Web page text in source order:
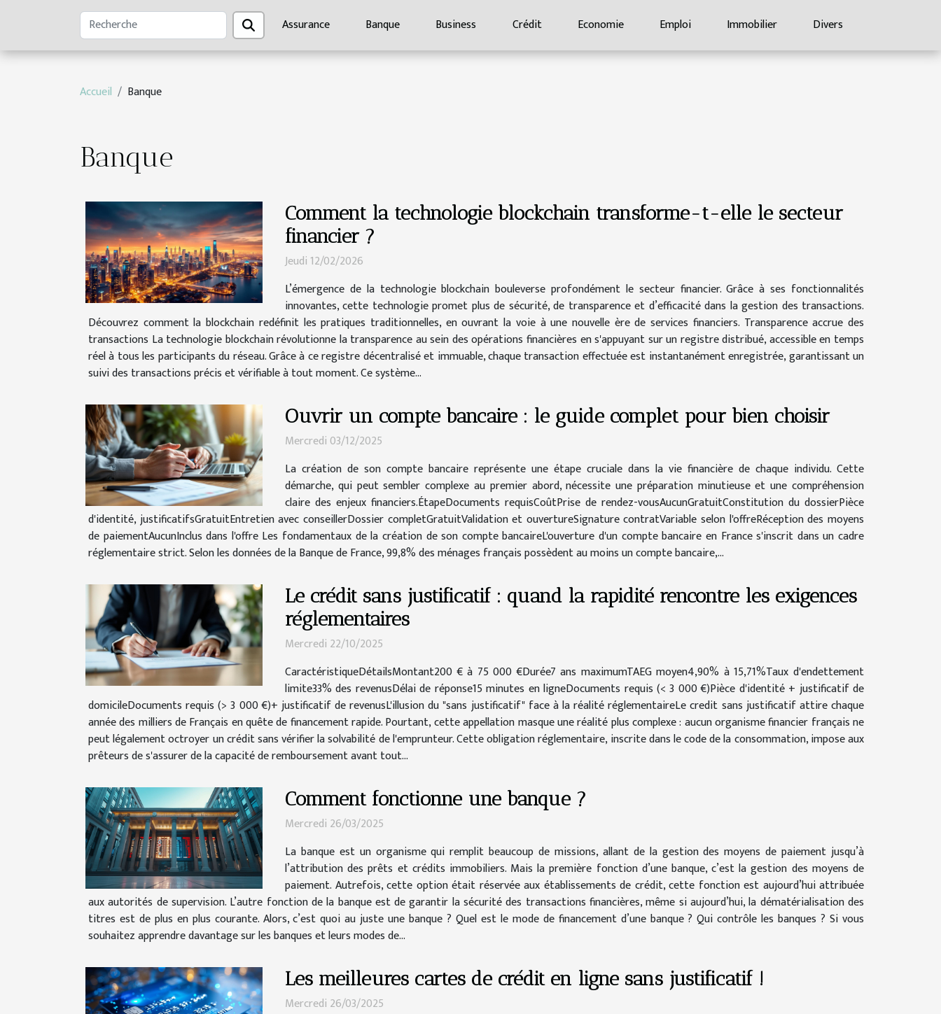
Assurance Banque Business Crédit Economie Emploi Immobilier Divers
Accueil Banque
Banque
Comment la technologie blockchain transforme-t-elle le secteur
financier ?
Jeudi 12/02/2026
L’émergence de la technologie blockchain bouleverse profondément le secteur financier. Grâce à ses fonctionnalités
innovantes, cette technologie promet plus de sécurité, de transparence et d’efficacité dans la gestion des transactions.
Découvrez comment la blockchain redéfinit les pratiques traditionnelles, en ouvrant la voie à une nouvelle ère de services financiers. Transparence accrue des
transactions La technologie blockchain révolutionne la transparence au sein des opérations financières en s'appuyant sur un registre distribué, accessible en temps
réel à tous les participants du réseau. Grâce à ce registre décentralisé et immuable, chaque transaction effectuée est instantanément enregistrée, garantissant un
suivi des transactions précis et vérifiable à tout moment. Ce système...
Ouvrir un compte bancaire : le guide complet pour bien choisir
Mercredi 03/12/2025
La création de son compte bancaire représente une étape cruciale dans la vie financière de chaque individu. Cette
démarche, qui peut sembler complexe au premier abord, nécessite une préparation minutieuse et une compréhension
claire des enjeux financiers.ÉtapeDocuments requisCoûtPrise de rendez-vousAucunGratuitConstitution du dossierPièce
d'identité, justificatifsGratuitEntretien avec conseillerDossier completGratuitValidation et ouvertureSignature contratVariable selon l'offreRéception des moyens
de paiementAucunInclus dans l'offre Les fondamentaux de la création de son compte bancaireL'ouverture d'un compte bancaire en France s'inscrit dans un cadre
réglementaire strict. Selon les données de la Banque de France, 99,8% des ménages français possèdent au moins un compte bancaire,...
Le crédit sans justificatif : quand la rapidité rencontre les exigences
réglementaires
Mercredi 22/10/2025
CaractéristiqueDétailsMontant200 € à 75 000 €Durée7 ans maximumTAEG moyen4,90% à 15,71%Taux d'endettement
limite33% des revenusDélai de réponse15 minutes en ligneDocuments requis (< 3 000 €)Pièce d'identité + justificatif de
domicileDocuments requis (> 3 000 €)+ justificatif de revenusL'illusion du "sans justificatif" face à la réalité réglementaireLe credit sans justificatif attire chaque
année des milliers de Français en quête de financement rapide. Pourtant, cette appellation masque une réalité plus complexe : aucun organisme financier français ne
peut légalement octroyer un crédit sans vérifier la solvabilité de l'emprunteur. Cette obligation réglementaire, inscrite dans le code de la consommation, impose aux
prêteurs de s'assurer de la capacité de remboursement avant tout...
Comment fonctionne une banque ?
Mercredi 26/03/2025
La banque est un organisme qui remplit beaucoup de missions, allant de la gestion des moyens de paiement jusqu’à
l’attribution des prêts et crédits immobiliers. Mais la première fonction d’une banque, c’est la gestion des moyens de
paiement. Autrefois, cette option était réservée aux établissements de crédit, cette fonction est aujourd’hui attribuée
aux autorités de supervision. L’autre fonction de la banque est de garantir la sécurité des transactions financières, même si aujourd’hui, la dématérialisation des
titres est de plus en plus courante. Alors, c’est quoi au juste une banque ? Quel est le mode de financement d’une banque ? Qui contrôle les banques ? Si vous
souhaitez apprendre davantage sur les banques et leurs modes de...
Les meilleures cartes de crédit en ligne sans justificatif !
Mercredi 26/03/2025